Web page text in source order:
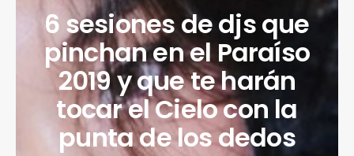
6 sesiones de djs que
pinchan en el Paraíso
2019 y que te harán
tocar el Cielo con la
punta de los dedos